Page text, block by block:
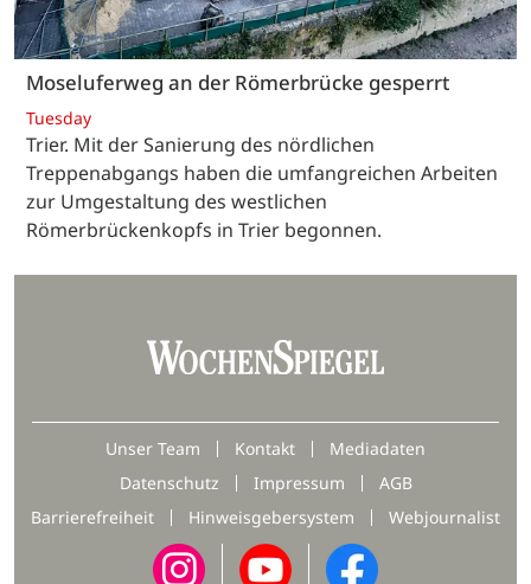
Moseluferweg an der Römerbrücke gesperrt
Tuesday
Trier. Mit der Sanierung des nördlichen
Treppenabgangs haben die umfangreichen Arbeiten
zur Umgestaltung des westlichen
Römerbrückenkopfs in Trier begonnen.
Unser Team Kontakt
Mediadaten
Datenschutz
Impressum
AGB
Barrierefreiheit
Hinweisgebersystem Webjournalist